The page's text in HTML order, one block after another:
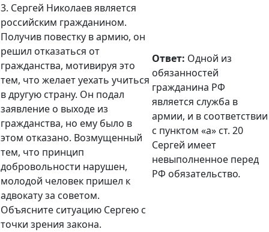
3. Сергей Николаев является
российским гражданином.
Получив повестку в армию, он
решил отказаться от
гражданства, мотивируя это
тем, что желает уехать учиться
в другую страну. Он подал
заявление о выходе из
гражданства, но ему было в
этом отказано. Возмущенный
тем, что принцип
добровольности нарушен,
молодой человек пришел к
адвокату за советом.
Объясните ситуацию Сергею с
точки зрения закона.
Ответ: Одной из
обязанностей
гражданина РФ
является служба в
армии, и в соответствии
с пунктом «а» ст. 20
Сергей имеет
невыполненное перед
РФ обязательство.